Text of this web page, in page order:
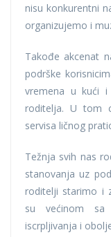
nisu konkurentni
organizujemo i
Takođe akcenat
podrške
vremena u kući
roditelja. U tom
servisa ličnog
Težnja svih nas
stanovanja uz
roditelji starimo i
su većinom sa
iscrpljivanja i